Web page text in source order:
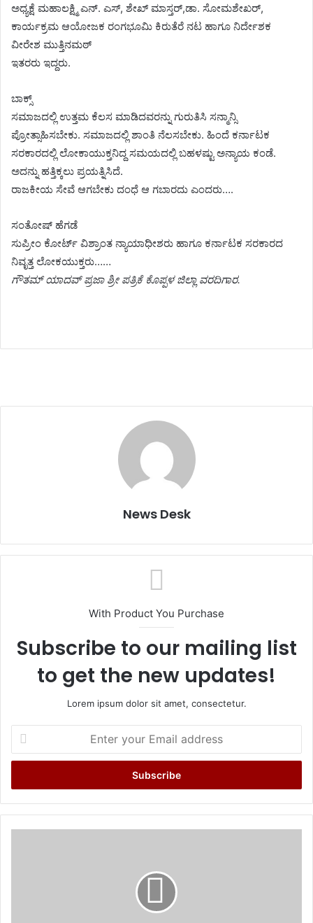
ಅಧ್ಯಕ್ಷೆ ಮಹಾಲಕ್ಷ್ಮಿ ಎನ್. ಎಸ್, ಶೇಖ್ ಮಾಸ್ತರ್,ಡಾ. ಸೋಮಶೇಖರ್,
ಕಾರ್ಯಕ್ರಮ ಆಯೋಜಕ ರಂಗಭೂಮಿ ಕಿರುತೆರೆ ನಟ ಹಾಗೂ ನಿರ್ದೇಶಕ
ವೀರೇಶ ಮುತ್ತಿನಮಠ್
ಇತರರು ಇದ್ದರು.
ಬಾಕ್ಸ್
ಸಮಾಜದಲ್ಲಿ ಉತ್ತಮ ಕೆಲಸ ಮಾಡಿದವರನ್ನು ಗುರುತಿಸಿ ಸನ್ಮಾನ್ಸಿ
ಪ್ರೋತ್ಸಾಹಿಸಬೇಕು. ಸಮಾಜದಲ್ಲಿ ಶಾಂತಿ ನೆಲಸಬೇಕು. ಹಿಂದೆ ಕರ್ನಾಟಕ
ಸರಕಾರದಲ್ಲಿ ಲೋಕಾಯುಕ್ತನಿದ್ದ ಸಮಯದಲ್ಲಿ ಬಹಳಷ್ಟು ಅನ್ಯಾಯ ಕಂಡೆ.
ಅದನ್ನು ಹತ್ತಿಕ್ಕಲು ಪ್ರಯತ್ನಿಸಿದೆ.
ರಾಜಕೀಯ ಸೇವೆ ಆಗಬೇಕು ದಂಧೆ ಆ ಗಬಾರದು ಎಂದರು….
ಸಂತೋಷ್ ಹೆಗಡೆ
ಸುಪ್ರೀಂ ಕೋರ್ಟ್ ವಿಶ್ರಾಂತ ನ್ಯಾಯಾಧೀಶರು ಹಾಗೂ ಕರ್ನಾಟಕ ಸರಕಾರದ
ನಿವೃತ್ತ ಲೋಕಯುಕ್ತರು……
ಗೌತಮ್ ಯಾದವ್ ಪ್ರಜಾ ಶ್ರೀ ಪತ್ರಿಕೆ ಕೊಪ್ಪಳ ಜಿಲ್ಲಾ ವರದಿಗಾರ.
News Desk
With Product You Purchase
Subscribe to our mailing list
to get the new updates!
Lorem ipsum dolor sit amet, consectetur.
your
Email